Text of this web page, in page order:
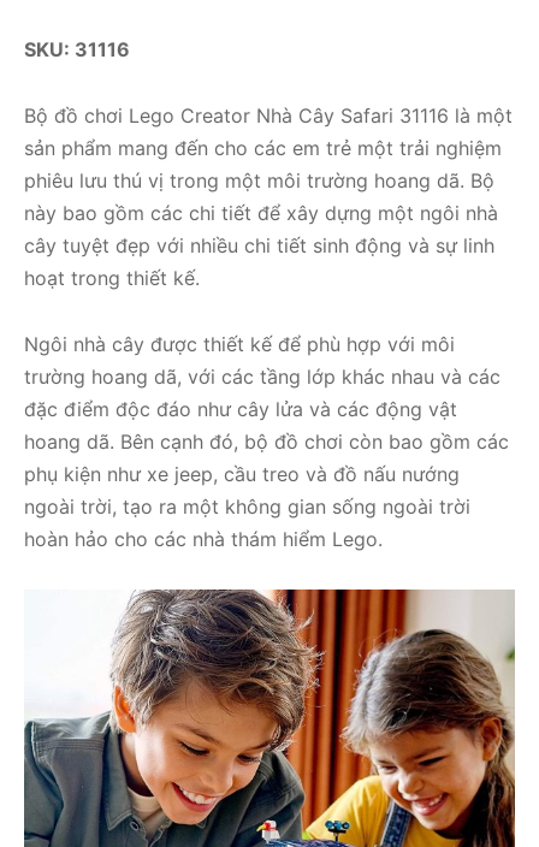
SKU: 31116
Bộ đồ chơi Lego Creator Nhà Cây Safari 31116 là một
sản phẩm mang đến cho các em trẻ một trải nghiệm
phiêu lưu thú vị trong một môi trường hoang dã. Bộ
này bao gồm các chi tiết để xây dựng một ngôi nhà
cây tuyệt đẹp với nhiều chi tiết sinh động và sự linh
hoạt trong thiết kế.
Ngôi nhà cây được thiết kế để phù hợp với môi
trường hoang dã, với các tầng lớp khác nhau và các
đặc điểm độc đáo như cây lửa và các động vật
hoang dã. Bên cạnh đó, bộ đồ chơi còn bao gồm các
phụ kiện như xe jeep, cầu treo và đồ nấu nướng
ngoài trời, tạo ra một không gian sống ngoài trời
hoàn hảo cho các nhà thám hiểm Lego.